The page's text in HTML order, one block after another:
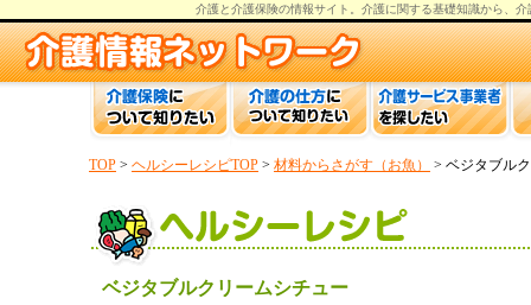
介護と介護保険の情報サイト。 介護に関する基礎知識から、 介
TOP > ヘルシーレシピTOP > 材料からさがす（お魚） > ベジタブル
ベジタブルクリームシチュー